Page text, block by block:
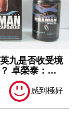
九是否收受境
卓榮泰：一
處理
感到極好